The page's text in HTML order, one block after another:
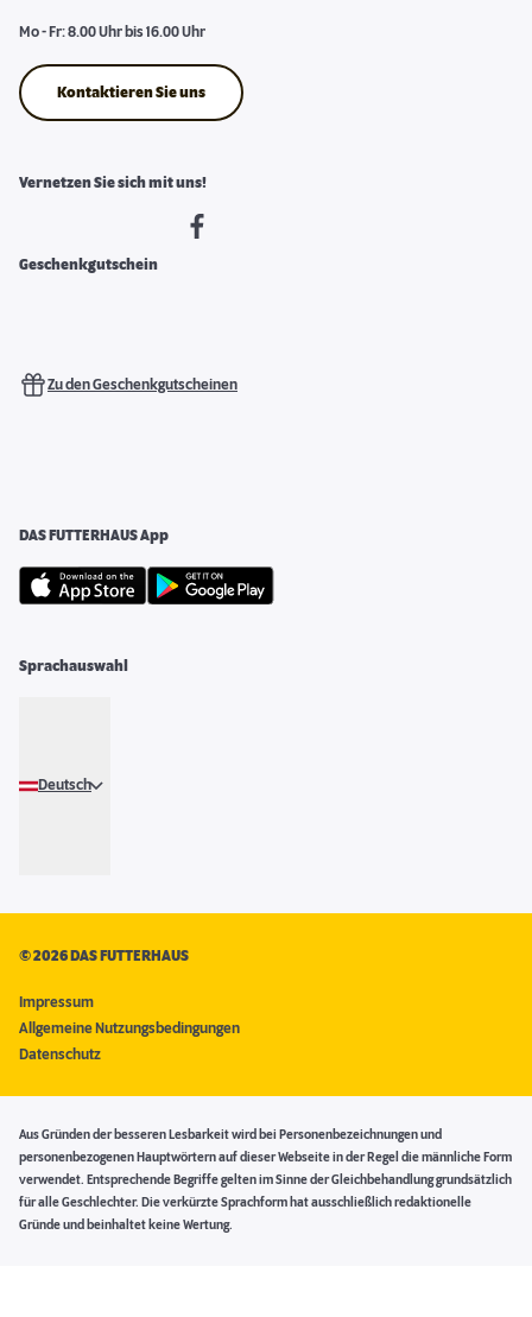
Mo - Fr: 8.00 Uhr bis 16.00 Uhr
Kontaktieren Sie uns
Vernetzen Sie sich mit uns!
Geschenkgutschein
Zu den Geschenkgutscheinen
DAS FUTTERHAUS App
Sprachauswahl
Deutsch
©2026 DAS FUTTERHAUS
Impressum
Allgemeine Nutzungsbedingungen
Datenschutz
Aus Gründen der besseren Lesbarkeit wird bei Personenbezeichnungen und
personenbezogenen Hauptwörtern auf dieser Webseite in der Regel die männliche Form
verwendet. Entsprechende Begriffe gelten im Sinne der Gleichbehandlung grundsätzlich
für alle Geschlechter. Die verkürzte Sprachform hat ausschließlich redaktionelle
Gründe und beinhaltet keine Wertung.